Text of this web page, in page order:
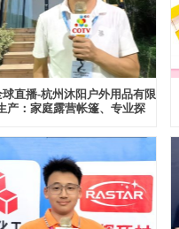
直播-杭州沐阳户外用品有限
产：家庭露营帐篷、专业探
多功能户外帐篷系列产品；
匠心制造、款式多样，源头
大家光临！